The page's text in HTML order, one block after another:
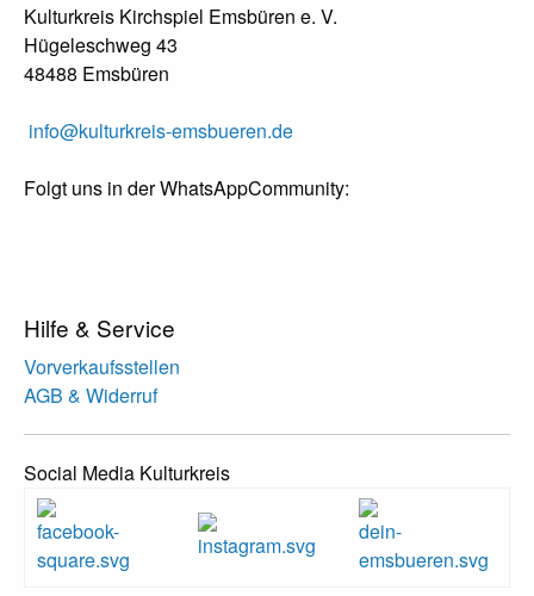
Kulturkreis Kirchspiel Emsbüren e. V.
Hügeleschweg 43
48488 Emsbüren
info@kulturkreis-emsbueren.de
Folgt uns in der WhatsAppCommunity:
Hilfe & Service
Vorverkaufsstellen
AGB & Widerruf
Social Media Kulturkreis